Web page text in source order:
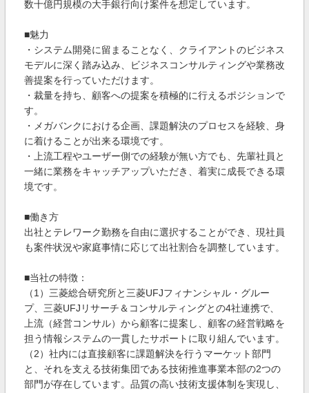
数十億円規模の大手銀行向け案件を想定しています。
■魅力
・システム開発に留まることなく、クライアントのビジネス
モデルに深く踏み込み、ビジネスコンサルティングや業務改
善提案を行っていただけます。
・裁量を持ち、顧客への提案を積極的に行えるポジションで
す。
・メガバンクにおける企画、課題解決のプロセスを経験、身
に着けることが出来る環境です。
・上流工程やユーザー側での経験が無い方でも、先輩社員と
一緒に業務をキャッチアップいただき、着実に成長できる環
境です。
■働き方
出社とテレワーク勤務を自由に選択することができ、現社員
も案件状況や家庭事情に応じて出社割合を調整しています。
■当社の特徴：
（1）三菱総合研究所と三菱UFJフィナンシャル・グルー
プ、三菱UFJリサーチ＆コンサルティングとの4社連携で、
上流（経営コンサル）から顧客に提案し、顧客の経営戦略を
担う情報システムの一貫したサポートに取り組んでいます。
（2）社内には直接顧客に課題解決を行うマーケット部門
と、それを支える技術集団である技術推進事業本部の2つの
部門が存在しています。品質の高い技術支援体制を実現し、